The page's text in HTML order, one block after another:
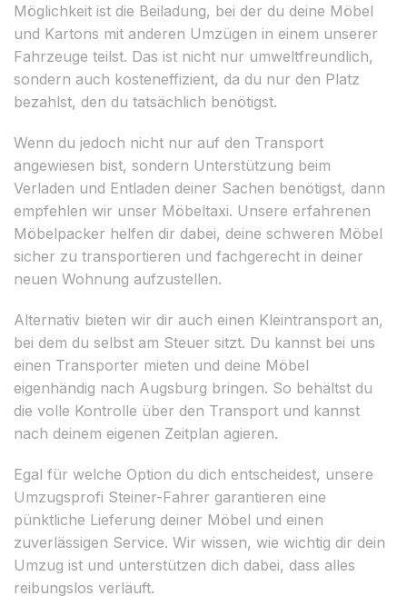
Möglichkeit ist die Beiladung, bei der du deine Möbel
und Kartons mit anderen Umzügen in einem unserer
Fahrzeuge teilst. Das ist nicht nur umweltfreundlich,
sondern auch kosteneffizient, da du nur den Platz
bezahlst, den du tatsächlich benötigst.
Wenn du jedoch nicht nur auf den Transport
angewiesen bist, sondern Unterstützung beim
Verladen und Entladen deiner Sachen benötigst, dann
empfehlen wir unser Möbeltaxi. Unsere erfahrenen
Möbelpacker helfen dir dabei, deine schweren Möbel
sicher zu transportieren und fachgerecht in deiner
neuen Wohnung aufzustellen.
Alternativ bieten wir dir auch einen Kleintransport an,
bei dem du selbst am Steuer sitzt. Du kannst bei uns
einen Transporter mieten und deine Möbel
eigenhändig nach Augsburg bringen. So behältst du
die volle Kontrolle über den Transport und kannst
nach deinem eigenen Zeitplan agieren.
Egal für welche Option du dich entscheidest, unsere
Umzugsprofi Steiner-Fahrer garantieren eine
pünktliche Lieferung deiner Möbel und einen
zuverlässigen Service. Wir wissen, wie wichtig dir dein
Umzug ist und unterstützen dich dabei, dass alles
reibungslos verläuft.